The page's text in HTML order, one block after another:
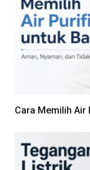
Cara Memilih Air